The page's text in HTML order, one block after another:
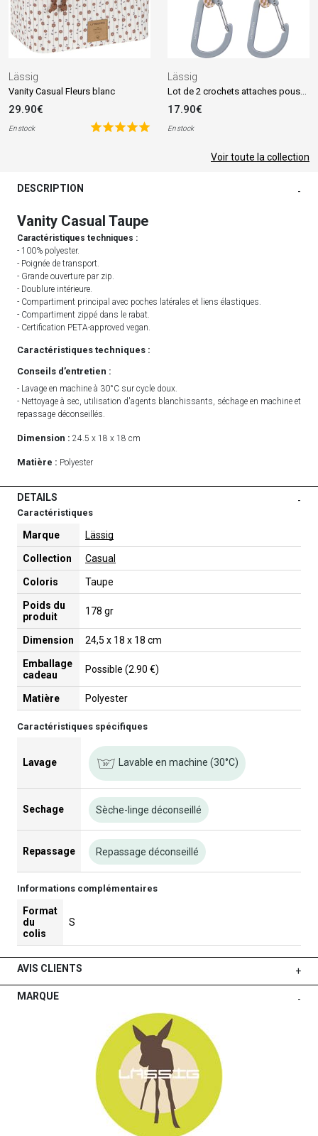
Lässig
Vanity Casual Fleurs blanc
29.90€
En stock
Lässig
Lot de 2 crochets attaches poussettes camel vanille
17.90€
En stock
Voir toute la collection
DESCRIPTION -
Vanity Casual Taupe
Caractéristiques techniques :
- 100% polyester.
- Poignée de transport.
- Grande ouverture par zip.
- Doublure intérieure.
- Compartiment principal avec poches latérales et liens élastiques.
- Compartiment zippé dans le rabat.
- Certification PETA-approved vegan.
Caractéristiques techniques :
Conseils d’entretien :
- Lavage en machine à 30°C sur cycle doux.
- Nettoyage à sec, utilisation d'agents blanchissants, séchage en machine et
repassage déconseillés.
Dimension : 24.5 x 18 x 18 cm
Matière : Polyester
DETAILS -
Caractéristiques
Marque Lässig
Collection Casual
Coloris Taupe
Poids du
produit
178 gr
Dimension 24,5 x 18 x 18 cm
Emballage
cadeau
Possible (2.90 €)
Matière Polyester
Caractéristiques spécifiques
Lavage Lavable en machine (30°C)
Sechage Sèche-linge déconseillé
Repassage Repassage déconseillé
Informations complémentaires
Format
du
colis
S
AVIS CLIENTS +
MARQUE -